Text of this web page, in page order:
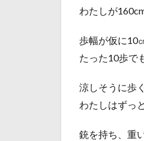
わたしが
歩幅が仮に10
たった10歩で
涼しそうに歩
わたしはずっ
銃を持ち、重